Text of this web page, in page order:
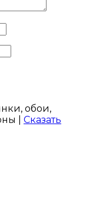
обои,
| Сказать